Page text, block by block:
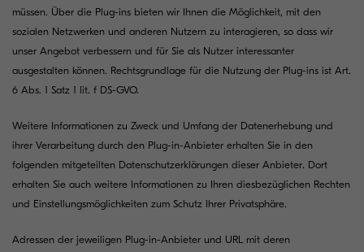
müssen. Über die Plug-ins bieten wir Ihnen die Möglichkeit, mit den
sozialen Netzwerken und anderen Nutzern zu interagieren, so dass wir
unser Angebot verbessern und für Sie als Nutzer interessanter
ausgestalten können. Rechtsgrundlage für die Nutzung der Plug-ins ist Art.
6 Abs. 1 Satz 1 lit. f DS-GVO.
Weitere Informationen zu Zweck und Umfang der Datenerhebung und
ihrer Verarbeitung durch den Plug-in-Anbieter erhalten Sie in den
folgenden mitgeteilten Datenschutzerklärungen dieser Anbieter. Dort
erhalten Sie auch weitere Informationen zu Ihren diesbezüglichen Rechten
und Einstellungsmöglichkeiten zum Schutz Ihrer Privatsphäre.
Adressen der jeweiligen Plug-in-Anbieter und URL mit deren